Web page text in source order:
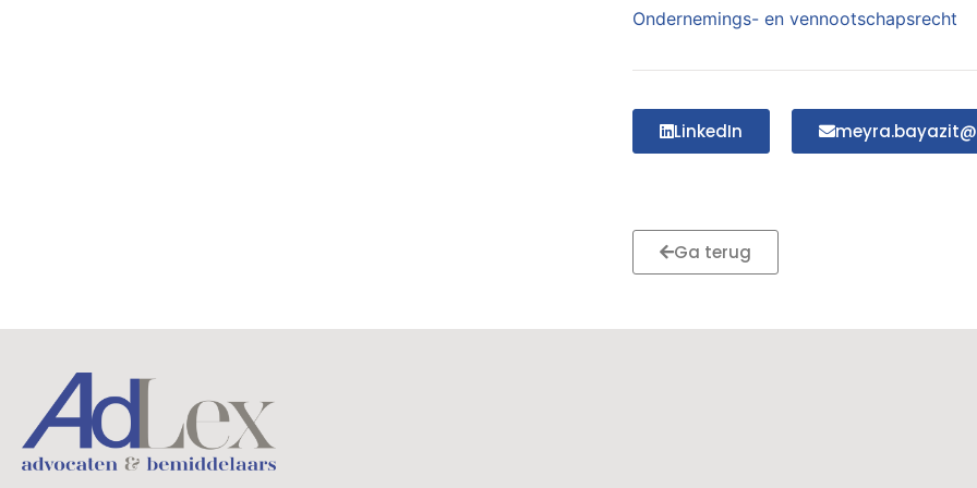
Ondernemings- en vennootschapsrecht
LinkedIn
Ga terug